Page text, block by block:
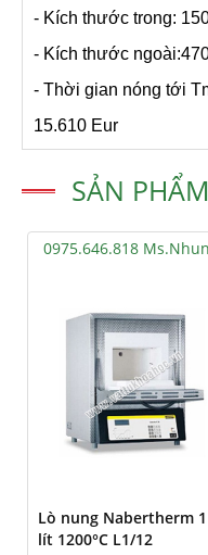
- Kích thước trong:
- Kích thước
- Thời gian nóng tới
15.610 Eur
SẢN
0975.646.818
Lò nung Nabertherm 1
lít 1200°C L1/12